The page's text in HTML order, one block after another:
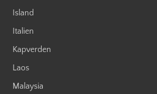
Island
Italien
Kapverden
Laos
Malaysia